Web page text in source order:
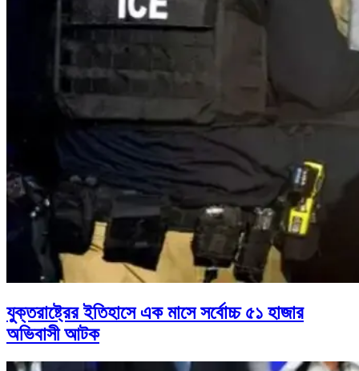
যুক্তরাষ্ট্রের ইতিহাসে এক মাসে সর্বোচ্চ ৫১ হাজার
অভিবাসী আটক